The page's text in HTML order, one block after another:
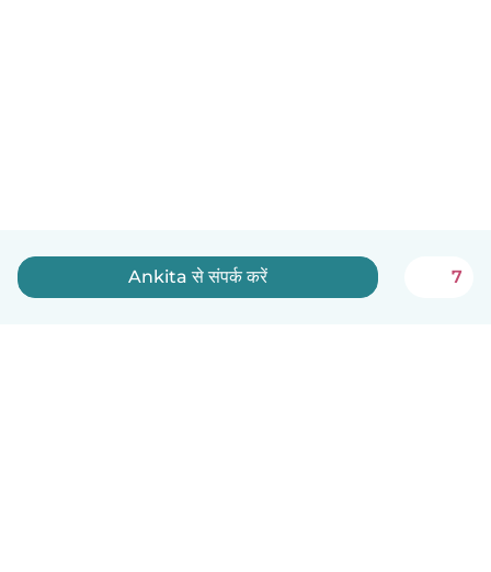
Ankita से संपर्क करें 7